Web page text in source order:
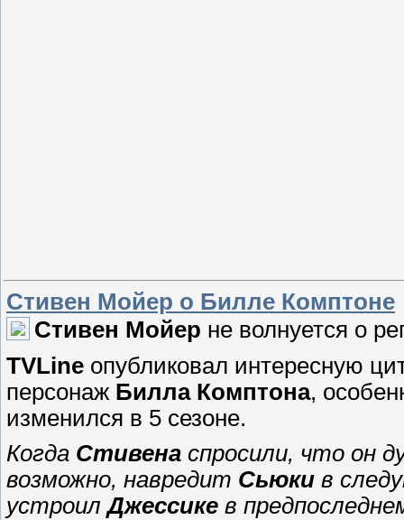
Стивен Мойер о Билле Комптоне
Стивен Мойер не волнуется о
TVLine опубликовал интересную
персонаж Билла Комптона,
изменился в 5 сезоне.
Когда Стивена спросили, что он
возможно, навредит Сьюки в
устроилДжессике в